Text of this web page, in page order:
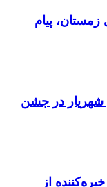
پیام
شهریار در جشن
از